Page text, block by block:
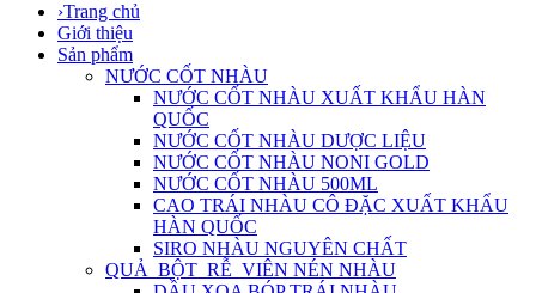
›Trang chủ
Giới thiệu
Sản phẩm
NƯỚC CỐT NHÀU
NƯỚC CỐT NHÀU XUẤT KHẨU HÀN
QUỐC
NƯỚC CỐT NHÀU DƯỢC LIỆU
NƯỚC CỐT NHÀU NONI GOLD
NƯỚC CỐT NHÀU 500ML
CAO TRÁI NHÀU CÔ ĐẶC XUẤT KHẨU
HÀN QUỐC
SIRO NHÀU NGUYÊN CHẤT
QUẢ_BỘT_RỄ_VIÊN NÉN NHÀU